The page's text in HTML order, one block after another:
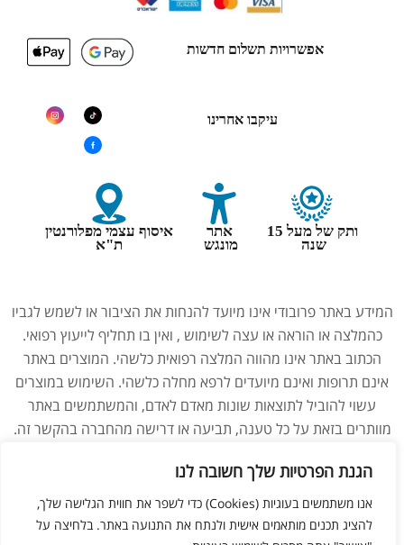
הגנת הפרטיות שלך חשובה לנו
אנו משתמשים בעוגיות (Cookies) כדי לשפר את חווית הגלישה שלך,
להציג תכנים מותאמים אישית ולנתח את התנועה באתר. בלחיצה על
אפשרויות תשלום חדשות
עיקבו אחרינו
ותק של מעל 15
שנה
אתר
מונגש
איסוף עצמי מפלורנטין
ת"א
המידע באתר פרובודי אינו מיועד להנחות את הציבור או לשמש לגביו
כהמלצה או הוראה או עצה לשימוש , ואין בו תחליף לייעוץ רפואי.
הכתוב באתר אינו מהווה המלצה רפואית כלשהי. המוצרים באתר
אינם תרופות ואינם מיועדים לרפא מחלה כלשהי. השימוש במוצרים
עשוי להוביל לתוצאות שונות מאדם לאדם, והמשתמשים באתר
מוותרים בזאת על כל טענה, תביעה או דרישה מהחברה בהקשר זה.
ברופא לפני השימוש במוצרים. התמונות באתר הן להמחשה בלבד.